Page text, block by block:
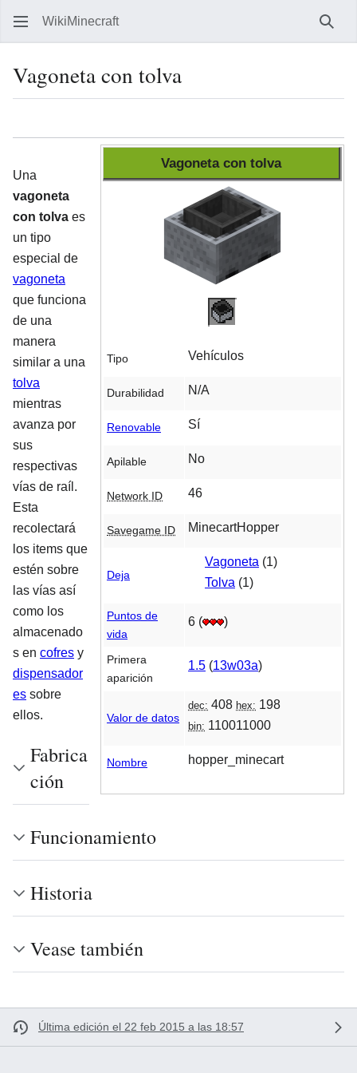
WikiMinecraft
Vagoneta con tolva
Vagoneta con tolva
Tipo Vehículos
Durabilidad N/A
Renovable Sí
Apilable No
Network ID 46
Savegame ID MinecartHopper
Deja
Vagoneta (1)
Tolva (1)
Puntos de
vida
6 ( )
Primera
aparición
1.5 (13w03a)
Valor de datos
dec: 408 hex: 198
bin: 110011000
Nombre hopper_minecart
Una
vagoneta
con tolva es
un tipo
especial de
vagoneta
que funciona
de una
manera
similar a una
tolva
mientras
avanza por
sus
respectivas
vías de raíl.
Esta
recolectará
los items que
estén sobre
las vías así
como los
almacenado
s en cofres y
dispensador
es sobre
ellos.
Fabrica
ción
Funcionamiento
Historia
Vease también
Última edición el 22 feb 2015 a las 18:57